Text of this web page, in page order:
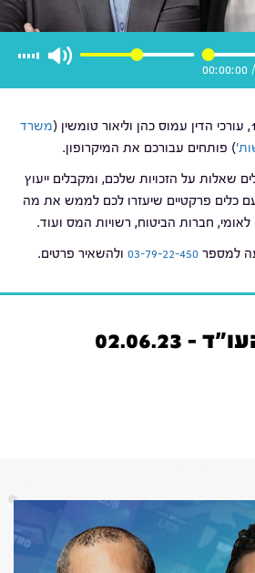
/
00:00:00
משרד
) פותחים עבורכם את המיקרופון.
שאלות על הזכויות שלכם, ומקבלים ייעוץ
כלים פרקטיים שיעזרו לכם לממש את מה
חברות הביטוח, רשויות המס ועוד.
למספר 03-79-22-450 ולהשאיר פרטים.
- 02.06.23